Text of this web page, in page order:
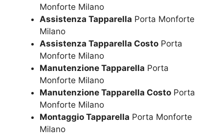
Monforte Milano
Assistenza Tapparella Porta Monforte
Milano
Assistenza Tapparella Costo Porta
Monforte Milano
Manutenzione Tapparella Porta
Monforte Milano
Manutenzione Tapparella Costo Porta
Monforte Milano
Montaggio Tapparella Porta Monforte
Milano